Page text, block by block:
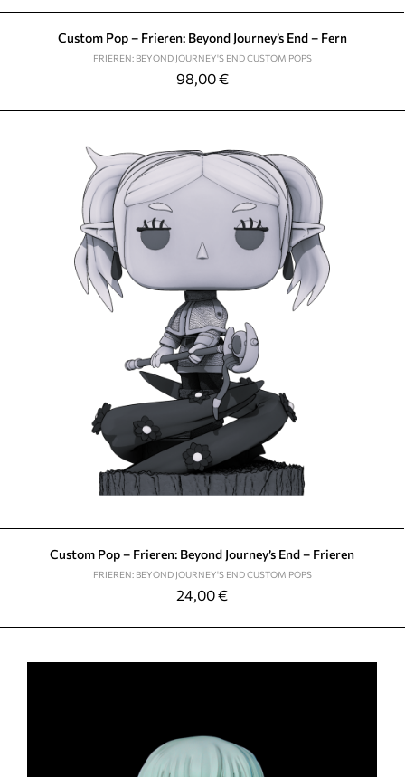
Custom Pop – Frieren: Beyond Journey’s End – Fern
FRIEREN: BEYOND JOURNEY'S END CUSTOM POPS
98,00€
Custom Pop – Frieren: Beyond Journey’s End – Frieren
FRIEREN: BEYOND JOURNEY'S END CUSTOM POPS
24,00€